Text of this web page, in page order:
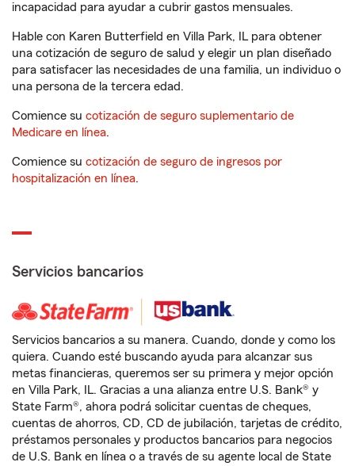
incapacidad para ayudar a cubrir gastos mensuales.
Hable con Karen Butterfield en Villa Park, IL para obtener
una cotización de seguro de salud y elegir un plan diseñado
para satisfacer las necesidades de una familia, un individuo o
una persona de la tercera edad.
Comience su cotización de seguro suplementario de
Medicare en línea.
Comience su cotización de seguro de ingresos por
hospitalización en línea.
Servicios bancarios
Servicios bancarios a su manera. Cuando, donde y como los
quiera. Cuando esté buscando ayuda para alcanzar sus
metas financieras, queremos ser su primera y mejor opción
en Villa Park, IL. Gracias a una alianza entre U.S. Bank® y
State Farm®, ahora podrá solicitar cuentas de cheques,
cuentas de ahorros, CD, CD de jubilación, tarjetas de crédito,
préstamos personales y productos bancarios para negocios
de U.S. Bank en línea o a través de su agente local de State